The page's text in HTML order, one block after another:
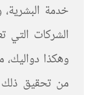
خدمة
الشركات التي
وهكذا
من تحقيق